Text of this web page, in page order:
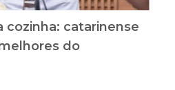
cozinha: catarinense
do